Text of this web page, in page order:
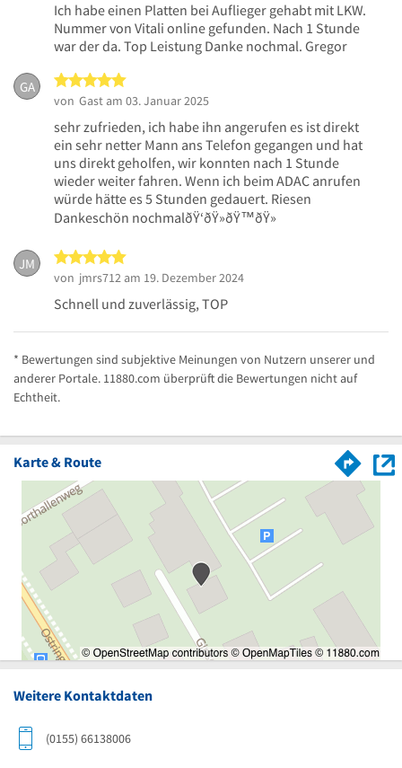
Ich habe einen Platten bei Auflieger gehabt mit LKW.
Nummer von Vitali online gefunden. Nach 1 Stunde
war der da. Top Leistung Danke nochmal. Gregor
GA
von Gast am 03. Januar 2025
sehr zufrieden, ich habe ihn angerufen es ist direkt
ein sehr netter Mann ans Telefon gegangen und hat
uns direkt geholfen, wir konnten nach 1 Stunde
wieder weiter fahren. Wenn ich beim ADAC anrufen
würde hätte es 5 Stunden gedauert. Riesen
Dankeschön nochmalðŸ‘ðŸ»ðŸ™ðŸ»
JM
von jmrs712 am 19. Dezember 2024
Schnell und zuverlässig, TOP
* Bewertungen sind subjektive Meinungen von Nutzern unserer und
anderer Portale. 11880.com überprüft die Bewertungen nicht auf
Echtheit.
Karte & Route
Weitere Kontaktdaten
(0155) 66138006